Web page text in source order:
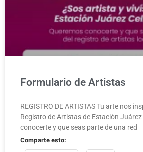
Formulario de Artistas
REGISTRO DE ARTISTAS Tu arte nos
Registro de Artistas de Estación
conocerte y que seas parte de una red
Comparte esto: